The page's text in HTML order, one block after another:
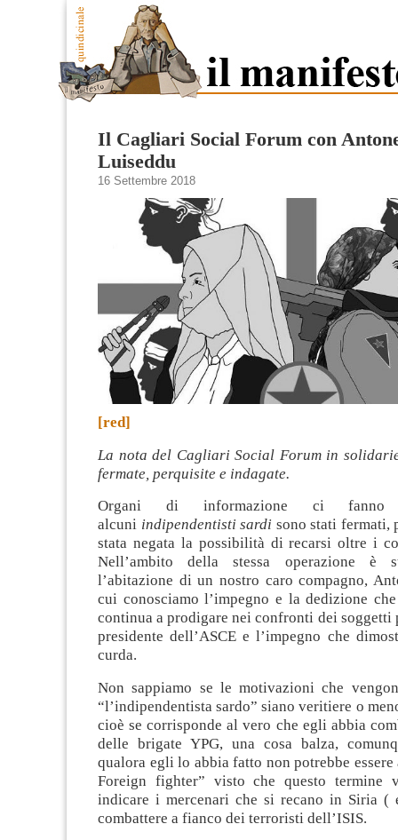
Il Cagliari Social Forum con
Luiseddu
16 Settembre 2018
[red]
La nota del Cagliari Social Forum in
fermate, perquisite e indagate.
Organi di informazione ci fanno
alcuni indipendentisti sardi sono stati fermati,
stata negata la possibilità di recarsi oltre i
Nell’ambito della stessa operazione è
l’abitazione di un nostro caro compagno,
cui conosciamo l’impegno e la dedizione
continua a prodigare nei confronti dei soggetti
presidente dell’ASCE e l’impegno che
curda.
Non sappiamo se le motivazioni che
“l’indipendentista sardo” siano veritiere o
cioè se corrisponde al vero che egli abbia
delle brigate YPG, una cosa balza,
qualora egli lo abbia fatto non potrebbe essere
Foreign fighter” visto che questo termine
indicare i mercenari che si recano in Siria (
combattere a fianco dei terroristi dell’ISIS.